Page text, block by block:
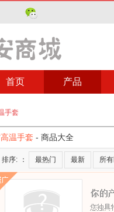
首页 产品
手套
温手套 - 商品大全
排序: ： 最热门 最新 所